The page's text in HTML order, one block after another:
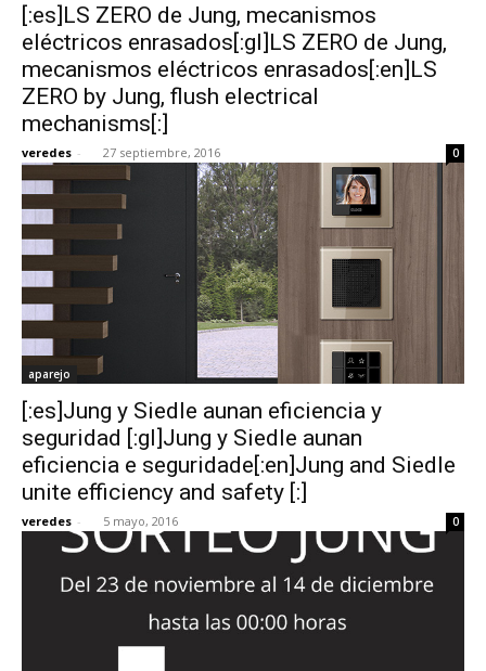
[:es]LS ZERO de Jung, mecanismos
eléctricos enrasados[:gl]LS ZERO de Jung,
mecanismos eléctricos enrasados[:en]LS
ZERO by Jung, flush electrical
mechanisms[:]
veredes - 27 septiembre, 2016 0
aparejo
[:es]Jung y Siedle aunan eficiencia y
seguridad [:gl]Jung y Siedle aunan
eficiencia e seguridade[:en]Jung and Siedle
unite efficiency and safety [:]
veredes - 5 mayo, 2016 0